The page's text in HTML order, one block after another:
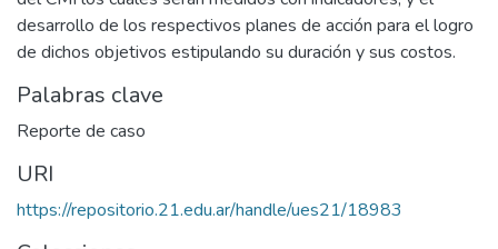
desarrollo de los respectivos planes de acción para el logro
de dichos objetivos estipulando su duración y sus costos.
Palabras clave
Reporte de caso
URI
https://repositorio.21.edu.ar/handle/ues21/18983